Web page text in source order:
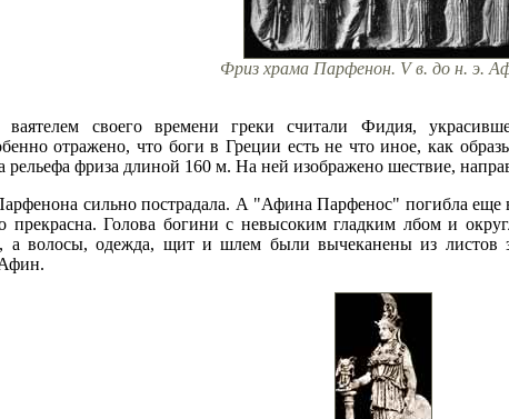
Фриз храма Парфенон. V в. до н. э.
своего времени греки считали Фидия,
отражено, что боги в Греции есть не что иное, как
рельефа фриза длиной 160 м. На ней изображено шествие,
сильно пострадала. А "Афина Парфенос" погибла еще
прекрасна. Голова богини с невысоким гладким лбом и
а волосы, одежда, щит и шлем были вычеканены из листов